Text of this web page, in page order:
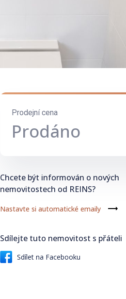
Prodejní cena
Prodáno
Chcete být informován o nových
nemovitostech od REINS?
Nastavte si automatické emaily
Sdílejte tuto nemovitost s přáteli
Sdílet na Facebooku